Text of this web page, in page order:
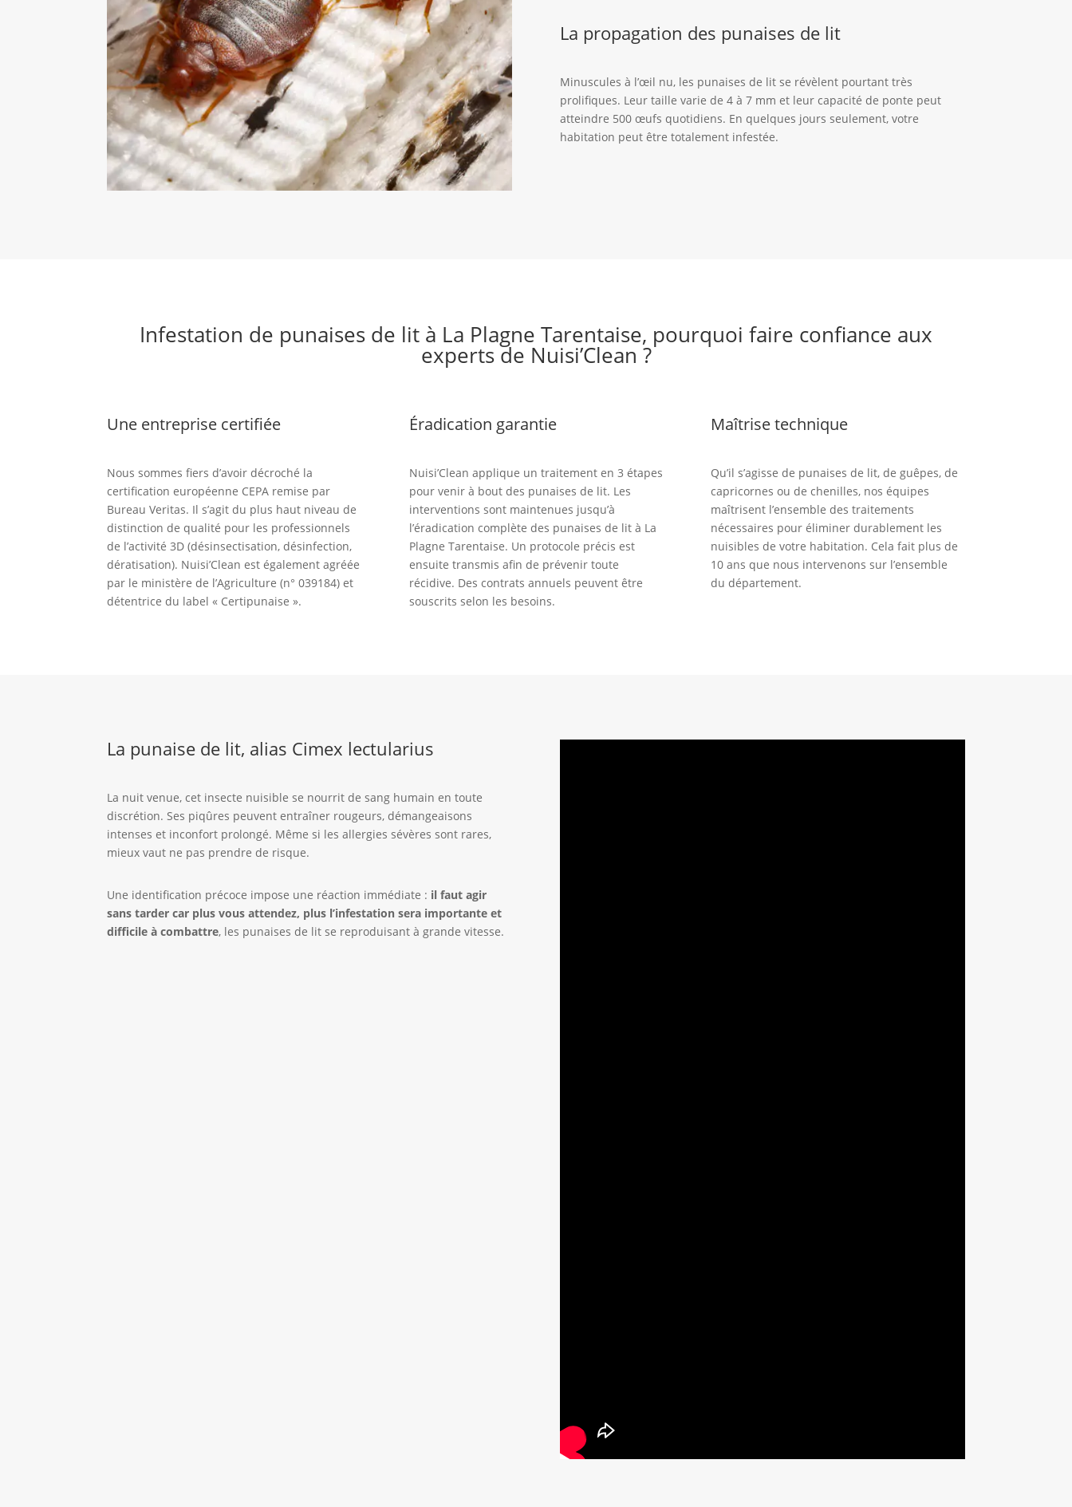
La propagation des punaises de lit
Minuscules à l’œil nu, les punaises de lit se révèlent pourtant très
prolifiques. Leur taille varie de 4 à 7 mm et leur capacité de ponte peut
atteindre 500 œufs quotidiens. En quelques jours seulement, votre
habitation peut être totalement infestée.
Infestation de punaises de lit à La Plagne Tarentaise, pourquoi faire confiance aux
experts de Nuisi’Clean ?
Une entreprise certifiée
Nous sommes fiers d’avoir décroché la
certification européenne CEPA remise par
Bureau Veritas. Il s’agit du plus haut niveau de
distinction de qualité pour les professionnels
de l’activité 3D (désinsectisation, désinfection,
dératisation). Nuisi’Clean est également agréée
par le ministère de l’Agriculture (n° 039184) et
détentrice du label « Certipunaise ».
Éradication garantie
Nuisi’Clean applique un traitement en 3 étapes
pour venir à bout des punaises de lit. Les
interventions sont maintenues jusqu’à
l’éradication complète des punaises de lit à La
Plagne Tarentaise. Un protocole précis est
ensuite transmis afin de prévenir toute
récidive. Des contrats annuels peuvent être
souscrits selon les besoins.
Maîtrise technique
Qu’il s’agisse de punaises de lit, de guêpes, de
capricornes ou de chenilles, nos équipes
maîtrisent l’ensemble des traitements
nécessaires pour éliminer durablement les
nuisibles de votre habitation. Cela fait plus de
10 ans que nous intervenons sur l’ensemble
du département.
La punaise de lit, alias Cimex lectularius
La nuit venue, cet insecte nuisible se nourrit de sang humain en toute
discrétion. Ses piqûres peuvent entraîner rougeurs, démangeaisons
intenses et inconfort prolongé. Même si les allergies sévères sont rares,
mieux vaut ne pas prendre de risque.
Une identification précoce impose une réaction immédiate : il faut agir
sans tarder car plus vous attendez, plus l’infestation sera importante et
difficile à combattre, les punaises de lit se reproduisant à grande vitesse.